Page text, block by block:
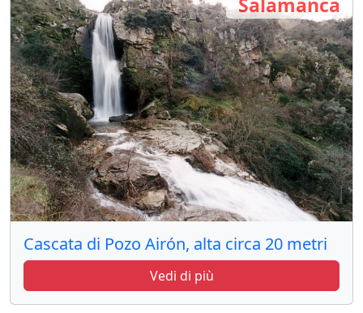
Cascata di Pozo Airón, alta circa 20 metri
Vedi di più